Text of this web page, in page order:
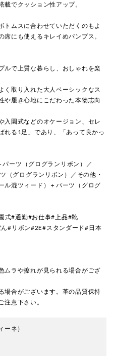
載でクッション性アップ。
トムスに合わせていただくのもよ
にも使えるキレイめパンプス。
ルで上質な暮らし、おしゃれを楽
く取り入れた大人ベーシックなス
や履き心地にこだわった本物志向
入園式などのオケージョン、セレ
れる1足」であり、「あって良かっ
ーツ（グログランリボン）／
（グログランリボン）／その他・
ル混ツィード）＋パーツ（グログ
式#通勤#お仕事#上品#靴
#リボン#2E#スタンダード#日本
ムラや擦れが見られる場合がござ
場合がございます。革の品質保持
意下さい。
ーネ）